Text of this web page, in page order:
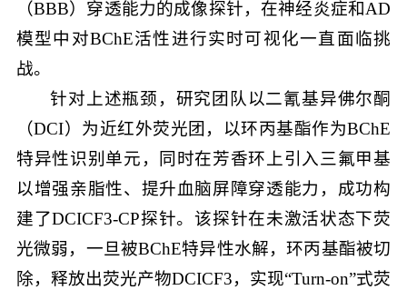
（BBB）穿透能力的成像探针，在神经炎症和AD
模型中对BChE活性进行实时可视化一直面临挑
战。
针对上述瓶颈，研究团队以二氰基异佛尔酮
（DCI）为近红外荧光团，以环丙基酯作为BChE
特异性识别单元，同时在芳香环上引入三氟甲基
以增强亲脂性、提升血脑屏障穿透能力，成功构
建了DCICF3-CP探针。该探针在未激活状态下荧
光微弱，一旦被BChE特异性水解，环丙基酯被切
除，释放出荧光产物DCICF3，实现“Turn-on”式荧